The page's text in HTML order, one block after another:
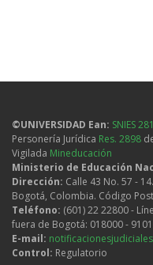
©UNIVERSIDAD Ean: SNIES
Personería Jurídica Res. 2898
Vigilada Mineducación
Ministerio de Educación
Dirección: Calle 43 No. 57 -
Bogotá, Colombia. Código
Teléfono: (601) 22 22800 -
fuera de Bogotá: 018000 -
E-mail:
Control: Regulatorio